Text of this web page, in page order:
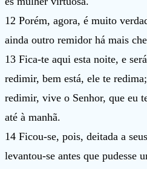
12 Porém, agora, é muito
ainda outro remidor há mais
13 Fica-te aqui esta noite, e
redimir, bem está, ele te
redimir, vive o Senhor, que eu
até à manhã.
14 Ficou-se, pois, deitada a
levantou-se antes que pudesse